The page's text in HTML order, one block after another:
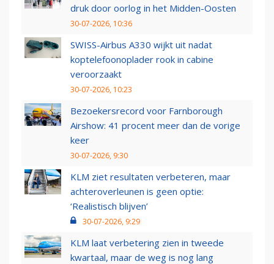
druk door oorlog in het Midden-Oosten
30-07-2026, 10:36
SWISS-Airbus A330 wijkt uit nadat
koptelefoonoplader rook in cabine
veroorzaakt
30-07-2026, 10:23
Bezoekersrecord voor Farnborough
Airshow: 41 procent meer dan de vorige
keer
30-07-2026, 9:30
KLM ziet resultaten verbeteren, maar
achteroverleunen is geen optie:
‘Realistisch blijven’
30-07-2026, 9:29
KLM laat verbetering zien in tweede
kwartaal, maar de weg is nog lang